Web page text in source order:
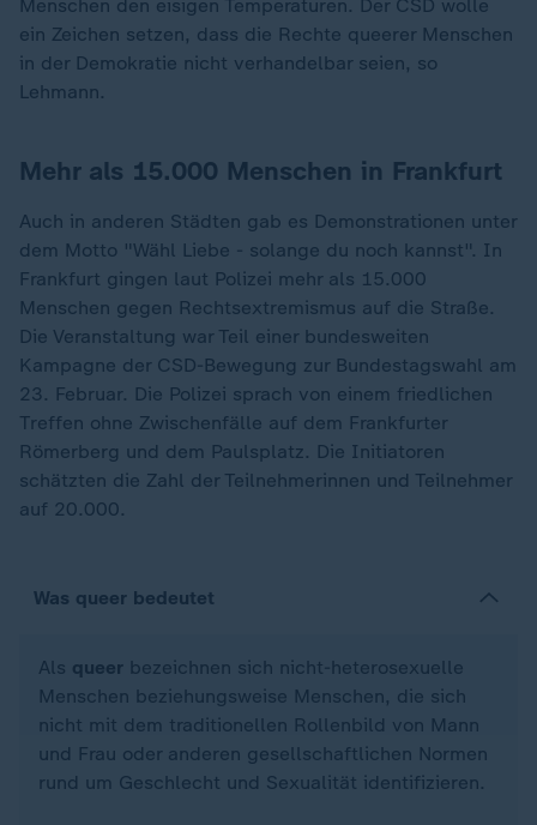
Menschen den eisigen Temperaturen. Der CSD wolle
ein Zeichen setzen, dass die Rechte queerer Menschen
in der Demokratie nicht verhandelbar seien, so
Lehmann.
Mehr als 15.000 Menschen in Frankfurt
Auch in anderen Städten gab es Demonstrationen unter
dem Motto "Wähl Liebe - solange du noch kannst". In
Frankfurt gingen laut Polizei mehr als 15.000
Menschen gegen Rechtsextremismus auf die Straße.
Die Veranstaltung war Teil einer bundesweiten
Kampagne der CSD-Bewegung zur Bundestagswahl am
23. Februar. Die Polizei sprach von einem friedlichen
Treffen ohne Zwischenfälle auf dem Frankfurter
Römerberg und dem Paulsplatz. Die Initiatoren
schätzten die Zahl der Teilnehmerinnen und Teilnehmer
auf 20.000.
Was queer bedeutet
Als queer bezeichnen sich nicht-heterosexuelle
Menschen beziehungsweise Menschen, die sich
nicht mit dem traditionellen Rollenbild von Mann
und Frau oder anderen gesellschaftlichen Normen
rund um Geschlecht und Sexualität identifizieren.